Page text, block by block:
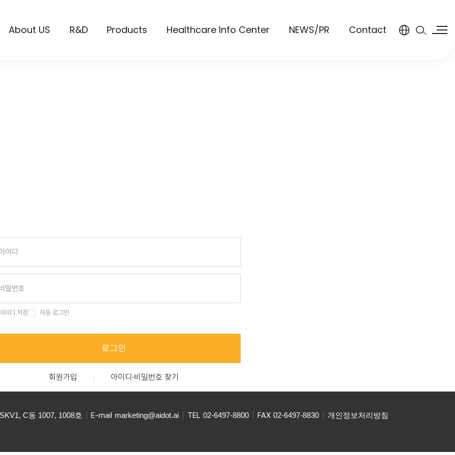
About US R&D Products Healthcare Info Center NEWS/PR Contact
이디 저장 자동 로그인
로그인
회원가입 아이디·비밀번호 찾기
C동 1007, 1008호 E-mail marketing@aidot.ai TEL 02-6497-8800 FAX 02-6497-8830 개인정보처리방침